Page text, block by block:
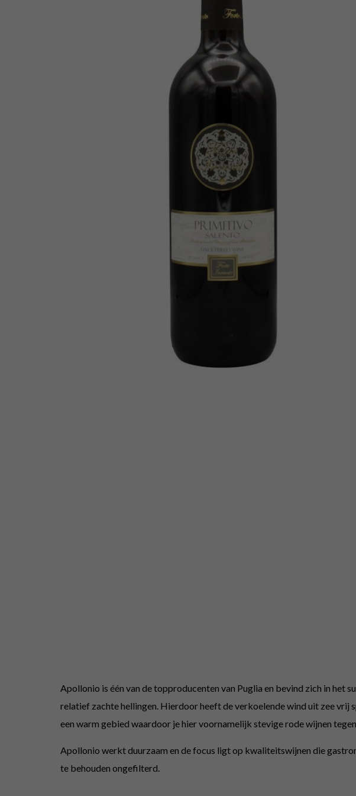
Apollonio is één van de topproducenten van Puglia en bevind zich in het
relatief zachte hellingen. Hierdoor heeft de verkoelende wind uit zee
een warm gebied waardoor je hier voornamelijk stevige rode wijnen
Apollonio werkt duurzaam en de focus ligt op kwaliteitswijnen die
te behouden ongefilterd.